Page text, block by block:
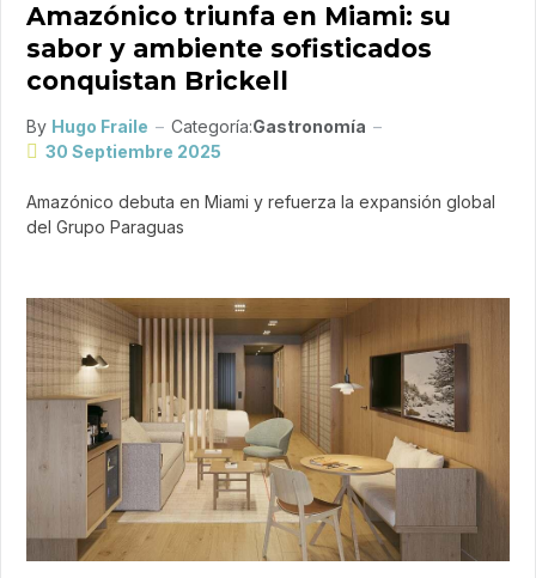
Amazónico triunfa en Miami: su
sabor y ambiente sofisticados
conquistan Brickell
By Hugo Fraile Categoría:Gastronomía
30 Septiembre 2025
Amazónico debuta en Miami y refuerza la expansión global
del Grupo Paraguas